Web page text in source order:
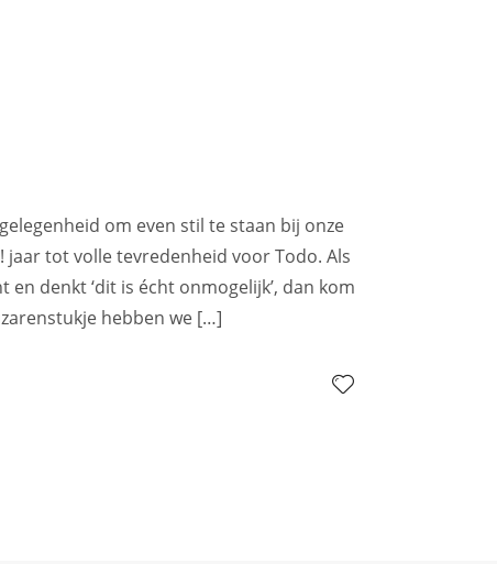
om even stil te staan bij onze
jaar tot volle tevredenheid voor Todo. Als
denkt ‘dit is écht onmogelijk’, dan kom
hebben we […]